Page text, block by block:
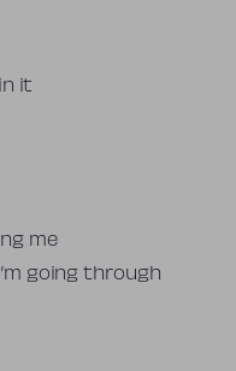
it
me
going through